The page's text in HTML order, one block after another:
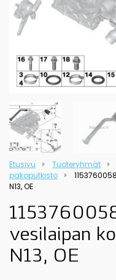
Etusivu Tuoteryhmät
pakoputkisto
N13, OE
vesilaipan
N13, OE